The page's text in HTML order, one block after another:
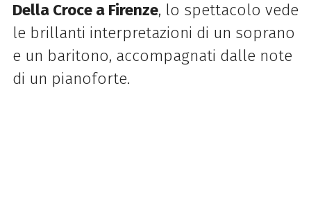
Della Croce a Firenze, lo spettacolo vede
le brillanti interpretazioni di un soprano
e un baritono, accompagnati dalle note
di un pianoforte.